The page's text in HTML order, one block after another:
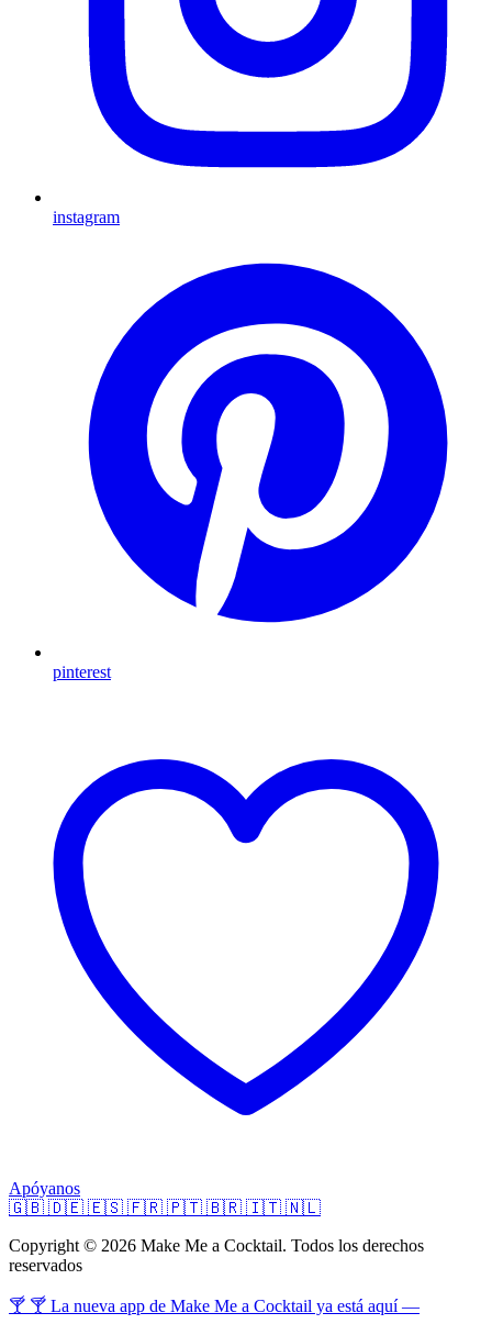
instagram
pinterest
Apóyanos
🇬🇧 🇩🇪 🇪🇸 🇫🇷 🇵🇹 🇧🇷 🇮🇹 🇳🇱
Copyright © 2026 Make Me a Cocktail. Todos los derechos
reservados
🍸 🍸 La nueva app de Make Me a Cocktail ya está aquí —